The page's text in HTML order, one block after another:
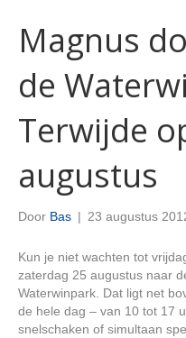
Magnus
de
Terwijde
augustus
Door Bas | 23 augustus
Kun je niet wachten tot
zaterdag 25 augustus naar
Waterwinpark. Dat ligt net
de hele dag – van 10 tot 17
snelschaken of simultaan